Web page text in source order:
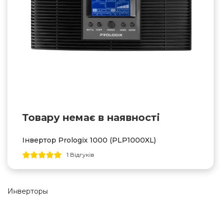
Товару немає в наявностi
Інвертор Prologix 1000 (PLP1000XL)
1 Відгуків
Инверторы